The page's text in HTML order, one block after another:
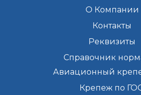
О Компании
Контакты
Реквизиты
Справочник
Авиационный
Крепеж по